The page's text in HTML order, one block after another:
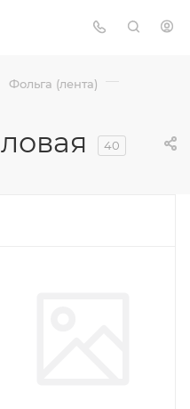
Фольга (лента) —
40